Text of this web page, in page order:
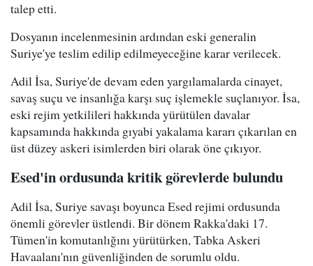
talep etti.
Dosyanın incelenmesinin ardından eski generalin
Suriye'ye teslim edilip edilmeyeceğine karar verilecek.
Adil İsa, Suriye'de devam eden yargılamalarda cinayet,
savaş suçu ve insanlığa karşı suç işlemekle suçlanıyor. İsa,
eski rejim yetkilileri hakkında yürütülen davalar
kapsamında hakkında gıyabi yakalama kararı çıkarılan en
üst düzey askeri isimlerden biri olarak öne çıkıyor.
Esed'in ordusunda kritik görevlerde bulundu
Adil İsa, Suriye savaşı boyunca Esed rejimi ordusunda
önemli görevler üstlendi. Bir dönem Rakka'daki 17.
Tümen'in komutanlığını yürütürken, Tabka Askeri
Havaalanı'nın güvenliğinden de sorumlu oldu.